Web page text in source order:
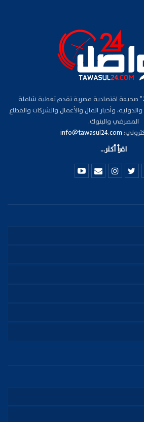
جريدة وموقع "تواصل24" صحيفة اقتصادية مصرية تقدم تغطية شاملة
وأخبار المال والأعمال والشركات والقطاع
المصرفي والبنوك.
info@tawasul24.com
اقرأ أكثر...